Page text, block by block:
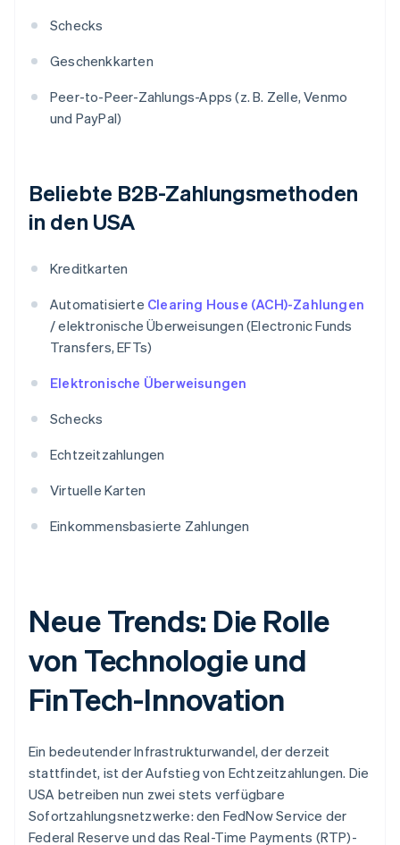
Schecks
Geschenkkarten
Peer-to-Peer-Zahlungs-Apps (z. B. Zelle, Venmo
und PayPal)
Beliebte B2B-Zahlungsmethoden
in den USA
Kreditkarten
Automatisierte Clearing House (ACH)-Zahlungen
/ elektronische Überweisungen (Electronic Funds
Transfers, EFTs)
Elektronische Überweisungen
Schecks
Echtzeitzahlungen
Virtuelle Karten
Einkommensbasierte Zahlungen
Neue Trends: Die Rolle
von Technologie und
FinTech-Innovation
Ein bedeutender Infrastrukturwandel, der derzeit
stattfindet, ist der Aufstieg von Echtzeitzahlungen. Die
USA betreiben nun zwei stets verfügbare
Sofortzahlungsnetzwerke: den FedNow Service der
Federal Reserve und das Real-Time Payments (RTP)-